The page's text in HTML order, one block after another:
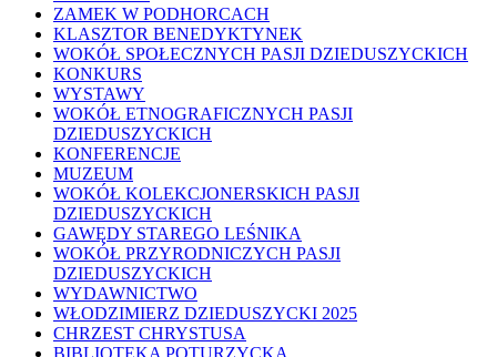
ZAMEK W PODHORCACH
KLASZTOR BENEDYKTYNEK
WOKÓŁ SPOŁECZNYCH PASJI DZIEDUSZYCKICH
KONKURS
WYSTAWY
WOKÓŁ ETNOGRAFICZNYCH PASJI
DZIEDUSZYCKICH
KONFERENCJE
MUZEUM
WOKÓŁ KOLEKCJONERSKICH PASJI
DZIEDUSZYCKICH
GAWĘDY STAREGO LEŚNIKA
WOKÓŁ PRZYRODNICZYCH PASJI
DZIEDUSZYCKICH
WYDAWNICTWO
WŁODZIMIERZ DZIEDUSZYCKI 2025
CHRZEST CHRYSTUSA
BIBLIOTEKA POTURZYCKA